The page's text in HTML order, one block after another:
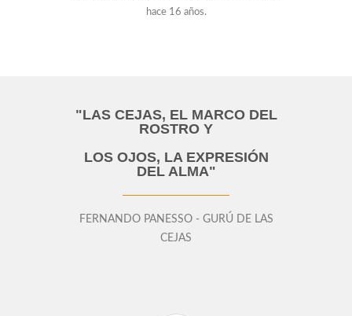
hace 16 años.
"LAS CEJAS, EL MARCO DEL
ROSTRO Y
LOS OJOS, LA EXPRESIÓN
DEL ALMA"
FERNANDO PANESSO - GURÚ DE LAS
CEJAS